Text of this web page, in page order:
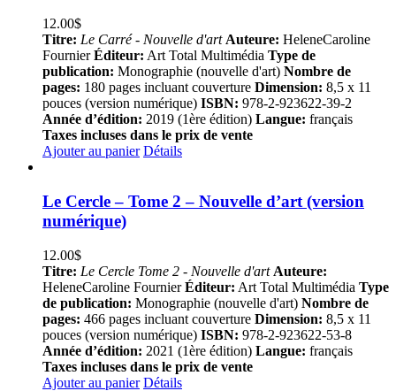
12.00$
Titre: Le Carré - Nouvelle d'art Auteure: HeleneCaroline
FournierÉditeur: Art Total Multimédia Type de
publication: Monographie (nouvelle d'art) Nombre de
pages: 180 pages incluant couverture Dimension: 8,5 x 11
pouces (version numérique) ISBN: 978-2-923622-39-2
Année d’édition: 2019 (1ère édition) Langue: français
Taxes incluses dans le prix de vente
Ajouter au panier Détails
Le Cercle – Tome 2 – Nouvelle d’art (version
numérique)
12.00$
Titre: Le Cercle Tome 2 - Nouvelle d'art Auteure:
HeleneCaroline FournierÉditeur: Art Total Multimédia Type
de publication: Monographie (nouvelle d'art) Nombre de
pages: 466 pages incluant couverture Dimension: 8,5 x 11
pouces (version numérique) ISBN: 978-2-923622-53-8
Année d’édition: 2021 (1ère édition) Langue: français
Taxes incluses dans le prix de vente
Ajouter au panier Détails